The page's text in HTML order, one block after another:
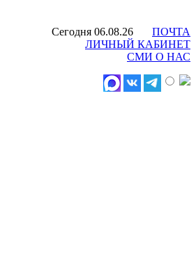
Сегодня 06.08.26
ПОЧТА
ЛИЧНЫЙ КАБИНЕТ
СМИ О НАС